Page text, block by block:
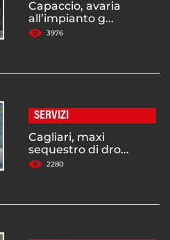
Capaccio, avaria
all’impianto g...
3976
SERVIZI
Cagliari, maxi
sequestro di dro...
2280